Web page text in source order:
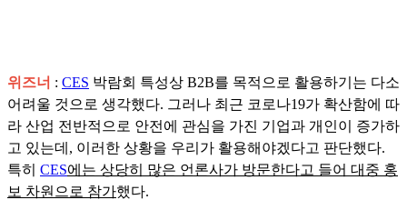
위즈너 : CES 박람회 특성상 B2B를 목적으로 활용하기는 다소
어려울 것으로 생각했다. 그러나 최근 코로나19가 확산함에 따
라 산업 전반적으로 안전에 관심을 가진 기업과 개인이 증가하
고 있는데, 이러한 상황을 우리가 활용해야겠다고 판단했다.
특히 CES에는 상당히 많은 언론사가 방문한다고 들어 대중 홍
보 차원으로 참가했다.